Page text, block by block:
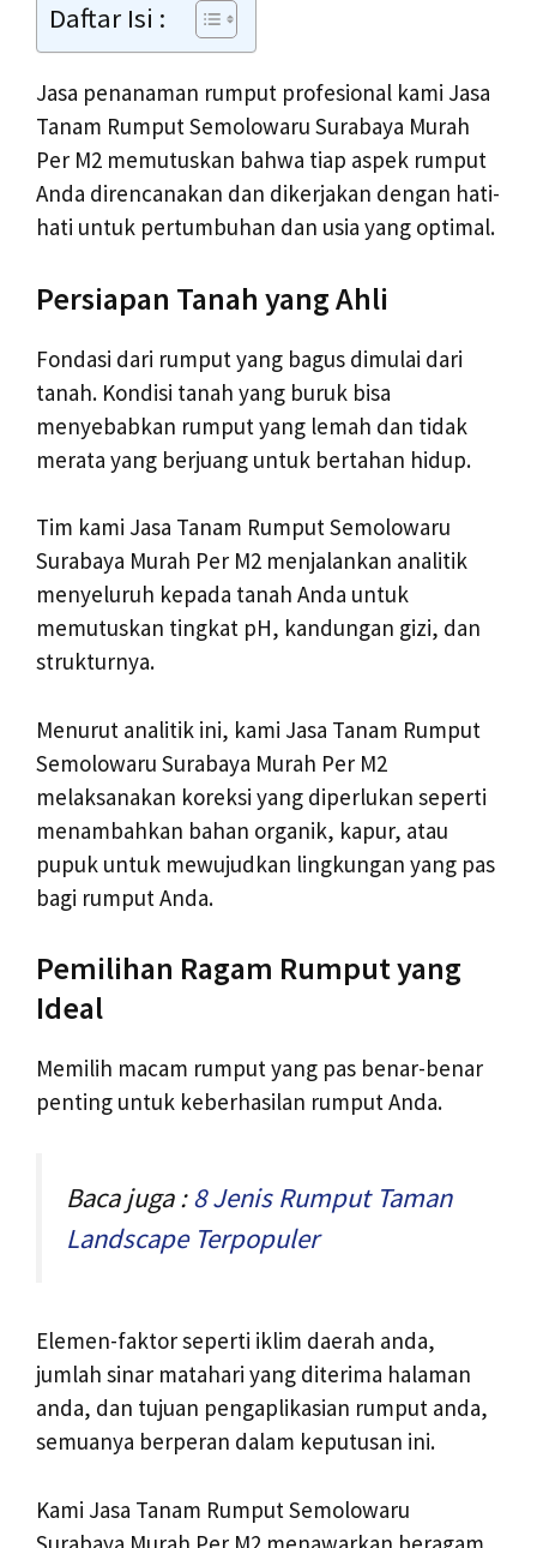
Daftar Isi :
Jasa penanaman rumput profesional kami Jasa
Tanam Rumput Semolowaru Surabaya Murah
Per M2 memutuskan bahwa tiap aspek rumput
Anda direncanakan dan dikerjakan dengan hati-
hati untuk pertumbuhan dan usia yang optimal.
Persiapan Tanah yang Ahli
Fondasi dari rumput yang bagus dimulai dari
tanah. Kondisi tanah yang buruk bisa
menyebabkan rumput yang lemah dan tidak
merata yang berjuang untuk bertahan hidup.
Tim kami Jasa Tanam Rumput Semolowaru
Surabaya Murah Per M2 menjalankan analitik
menyeluruh kepada tanah Anda untuk
memutuskan tingkat pH, kandungan gizi, dan
strukturnya.
Menurut analitik ini, kami Jasa Tanam Rumput
Semolowaru Surabaya Murah Per M2
melaksanakan koreksi yang diperlukan seperti
menambahkan bahan organik, kapur, atau
pupuk untuk mewujudkan lingkungan yang pas
bagi rumput Anda.
Pemilihan Ragam Rumput yang
Ideal
Memilih macam rumput yang pas benar-benar
penting untuk keberhasilan rumput Anda.
Baca juga :8 Jenis Rumput Taman
Landscape Terpopuler
Elemen-faktor seperti iklim daerah anda,
jumlah sinar matahari yang diterima halaman
anda, dan tujuan pengaplikasian rumput anda,
semuanya berperan dalam keputusan ini.
Kami Jasa Tanam Rumput Semolowaru